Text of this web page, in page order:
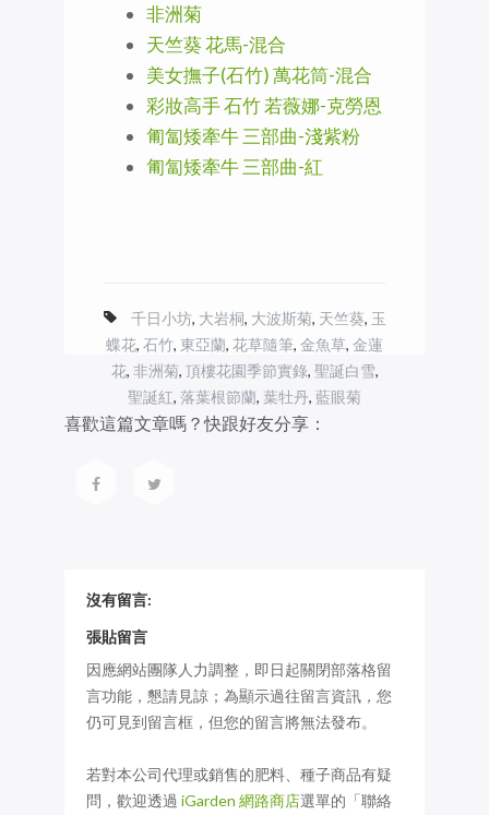
非洲菊
天竺葵 花馬-混合
美女撫子(石竹) 萬花筒-混合
彩妝高手 石竹 若薇娜-克勞恩
匍匐矮牽牛 三部曲-淺紫粉
匍匐矮牽牛 三部曲-紅
千日小坊, 大岩桐, 大波斯菊, 天竺葵, 玉
蝶花, 石竹, 東亞蘭, 花草隨筆, 金魚草, 金蓮
花, 非洲菊, 頂樓花園季節實錄, 聖誕白雪,
聖誕紅, 落葉根節蘭, 葉牡丹, 藍眼菊
喜歡這篇文章嗎？快跟好友分享：
沒有留言:
張貼留言
因應網站團隊人力調整，即日起關閉部落格留
言功能，懇請見諒；為顯示過往留言資訊，您
仍可見到留言框，但您的留言將無法發布。
若對本公司代理或銷售的肥料、種子商品有疑
問，歡迎透過 iGarden 網路商店選單的「聯絡